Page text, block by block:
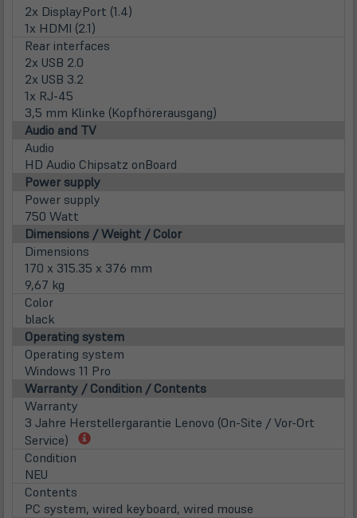
2x DisplayPort (1.4)
1x HDMI (2.1)
Rear interfaces
2x USB 2.0
2x USB 3.2
1x RJ-45
3,5 mm Klinke (Kopfhörerausgang)
Audio and TV
Audio
HD Audio Chipsatz onBoard
Power supply
Power supply
750 Watt
Dimensions / Weight / Color
Dimensions
170 x 315.35 x 376 mm
9,67 kg
Color
black
Operating system
Operating system
Windows 11 Pro
Warranty / Condition / Contents
Warranty
3 Jahre Herstellergarantie Lenovo (On-Site / Vor-Ort
Service)
(öffnet
Condition
NEU
Contents
PC system, wired keyboard, wired mouse